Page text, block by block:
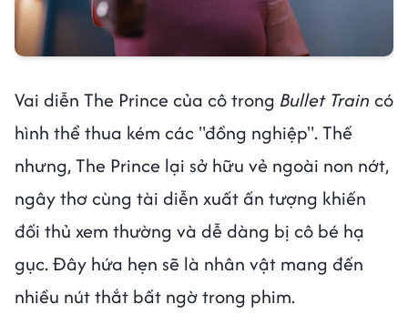
Vai diễn The Prince của cô trong Bullet Train có
hình thể thua kém các "đồng nghiệp". Thế
nhưng, The Prince lại sở hữu vẻ ngoài non nớt,
ngây thơ cùng tài diễn xuất ấn tượng khiến
đối thủ xem thường và dễ dàng bị cô bé hạ
gục. Đây hứa hẹn sẽ là nhân vật mang đến
nhiều nút thắt bất ngờ trong phim.